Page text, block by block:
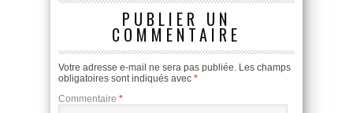
PUBLIER UN
COMMENTAIRE
Votre adresse e-mail ne sera pas publiée. Les champs
obligatoires sont indiqués avec *
Commentaire *